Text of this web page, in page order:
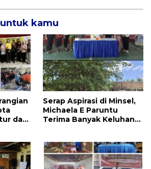
kamu
dan
Serap Aspirasi di Minsel,
Michaela E Paruntu
Terima Banyak Keluhan